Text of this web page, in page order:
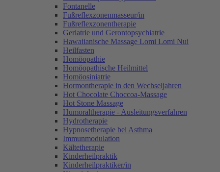
Fontanelle
Fußreflexzonenmasseur/in
Fußreflexzonentherapie
Geriatrie und Gerontopsychiatrie
Hawaiianische Massage Lomi Lomi Nui
Heilfasten
Homöopathie
Homöopathische Heilmittel
Homöosiniatrie
Hormontherapie in den Wechseljahren
Hot Chocolate Choccoa-Massage
Hot Stone Massage
Humoraltherapie - Ausleitungsverfahren
Hydrotherapie
Hypnosetherapie bei Asthma
Immunmodulation
Kältetherapie
Kinderheilpraktik
Kinderheilpraktiker/in